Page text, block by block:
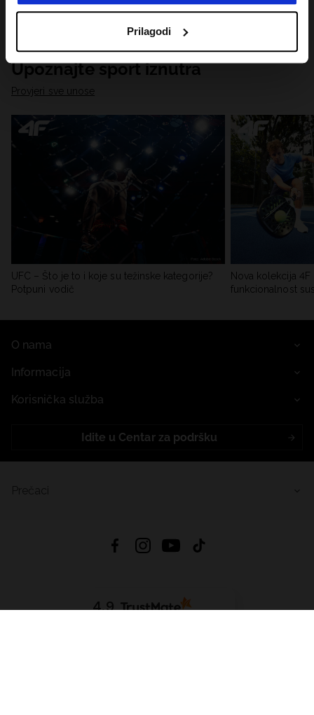
Prilagodi
Upoznajte sport iznutra
Provjeri sve unose
UFC – Što je to i koje su težinske kategorije?
Potpuni vodič
Nova kolekcija
funkcionalnost
O nama
Informacija
Korisnička služba
Idite u Centar za podršku
4.9